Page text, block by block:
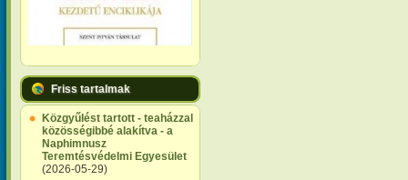
Friss tartalmak
Közgyűlést tartott - teaházzal
közösségibbé alakítva - a
Naphimnusz
Teremtésvédelmi Egyesület
(2026-05-29)